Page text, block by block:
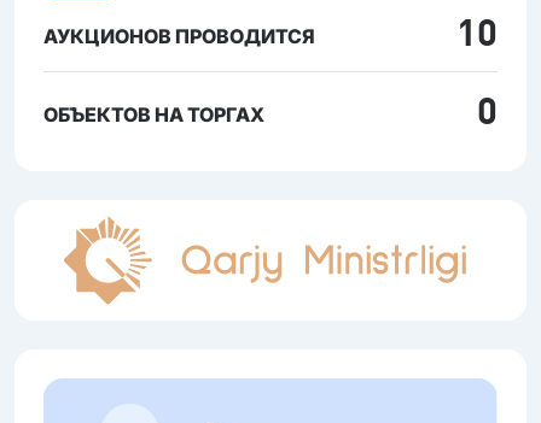
АУКЦИОНОВ ПРОВОДИТСЯ 10
ОБЪЕКТОВ НА ТОРГАХ 0